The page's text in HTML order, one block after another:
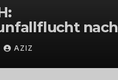
nach
AZIZ